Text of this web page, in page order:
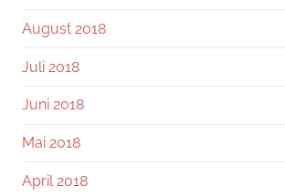
August 2018
Juli 2018
Juni 2018
Mai 2018
April 2018